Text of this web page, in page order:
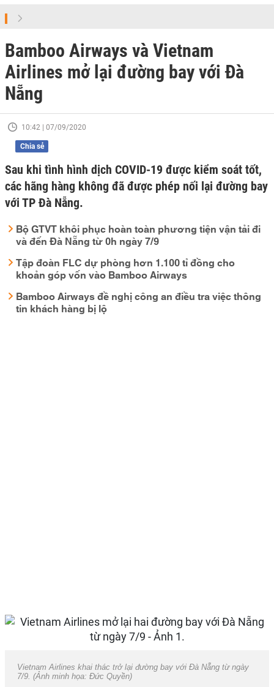
Bamboo Airways và Vietnam
Airlines mở lại đường bay với Đà
Nẵng
10:42 | 07/09/2020
Chia sẻ
Sau khi tình hình dịch COVID-19 được kiểm soát tốt,
các hãng hàng không đã được phép nối lại đường bay
với TP Đà Nẵng.
Bộ GTVT khôi phục hoàn toàn phương tiện vận tải đi
và đến Đà Nẵng từ 0h ngày 7/9
Tập đoàn FLC dự phòng hơn 1.100 tỉ đồng cho
khoản góp vốn vào Bamboo Airways
Bamboo Airways đề nghị công an điều tra việc thông
tin khách hàng bị lộ
Vietnam Airlines khai thác trở lại đường bay với Đà Nẵng từ ngày
7/9. (Ảnh minh họa: Đức Quyền)